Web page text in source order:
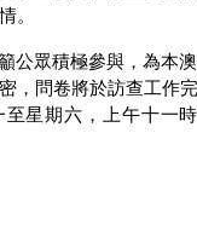
。
公眾積極參與，為本
，問卷將於訪查工作
至星期六，上午十一